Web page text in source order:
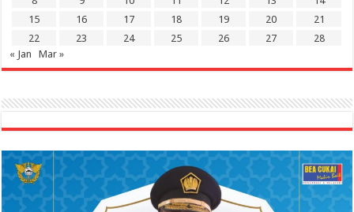
15
16 17 18 19 20
21
22
23 24 25 26 27
28
« Jan
Mar »